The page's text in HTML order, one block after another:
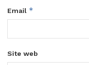
Email *
Site web